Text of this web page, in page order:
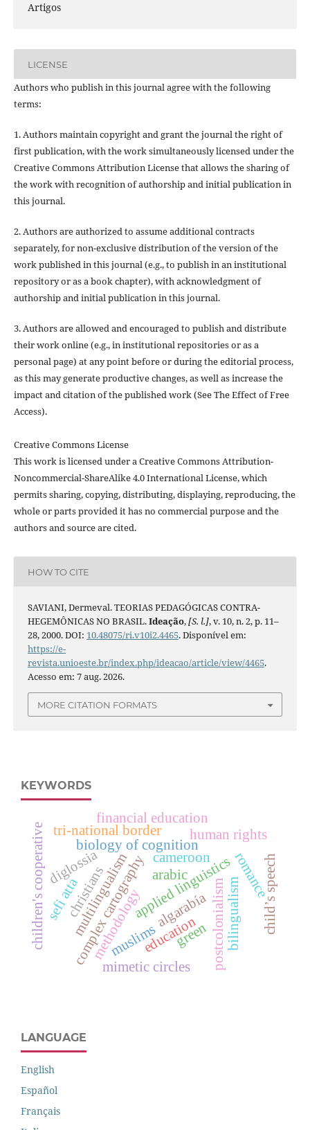
Artigos
LICENSE
Authors who publish in this journal agree with the following
terms:
1. Authors maintain copyright and grant the journal the right of
first publication, with the work simultaneously licensed under the
Creative Commons Attribution License that allows the sharing of
the work with recognition of authorship and initial publication in
this journal.
2. Authors are authorized to assume additional contracts
separately, for non-exclusive distribution of the version of the
work published in this journal (e.g., to publish in an institutional
repository or as a book chapter), with acknowledgment of
authorship and initial publication in this journal.
3. Authors are allowed and encouraged to publish and distribute
their work online (e.g., in institutional repositories or as a
personal page) at any point before or during the editorial process,
as this may generate productive changes, as well as increase the
impact and citation of the published work (See The Effect of Free
Access).
Creative Commons License
This work is licensed under a Creative Commons Attribution-
Noncommercial-ShareAlike 4.0 International License, which
permits sharing, copying, distributing, displaying, reproducing, the
whole or parts provided it has no commercial purpose and the
authors and source are cited.
HOW TO CITE
SAVIANI, Dermeval. TEORIAS PEDAGÓGICAS CONTRA-
HEGEMÔNICAS NO BRASIL.Ideação,[S. l.], v. 10, n. 2, p. 11–
28, 2000. DOI: 10.48075/ri.v10i2.4465. Disponível em:
https://e-
revista.unioeste.br/index.php/ideacao/article/view/4465.
Acesso em: 7 aug. 2026.
MORE CITATION FORMATS
KEYWORDS
applied linguistics
methodology
complex cartography
biology of cognition
christians
muslims
arabic
algarabía
romance
diglossia
human rights
education
tri-national border
multilingualism cameroon
postcolonialism
sefi atta
green
mimetic circles
financial education
children's cooperative bilingualism child’s speech
LANGUAGE
English
Español
Français